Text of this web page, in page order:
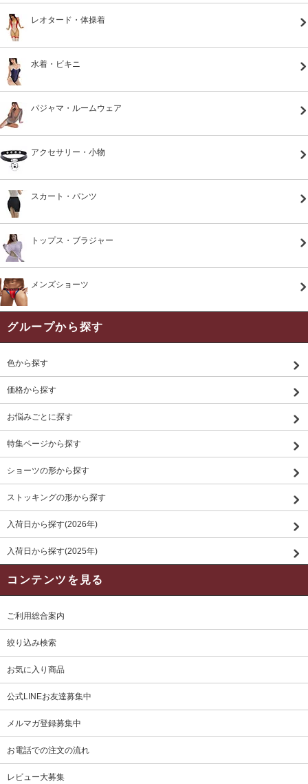
レオタード・体操着
水着・ビキニ
パジャマ・ルームウェア
アクセサリー・小物
スカート・パンツ
トップス・ブラジャー
メンズショーツ
グループから探す
色から探す
価格から探す
お悩みごとに探す
特集ページから探す
ショーツの形から探す
ストッキングの形から探す
入荷日から探す(2026年)
入荷日から探す(2025年)
コンテンツを見る
ご利用総合案内
絞り込み検索
お気に入り商品
公式LINEお友達募集中
メルマガ登録募集中
お電話での注文の流れ
レビュー大募集